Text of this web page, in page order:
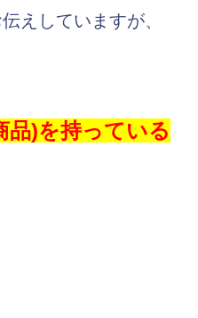
えしていますが、
品)を持っている